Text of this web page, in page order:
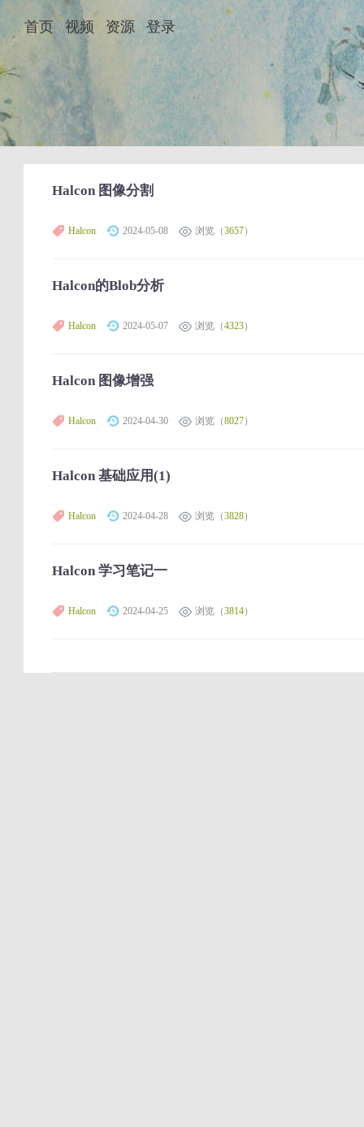
首页 视频 资源 登录
Halcon 图像分割
Halcon 2024-05-08 浏览（3657）
Halcon的Blob分析
Halcon 2024-05-07 浏览（4323）
Halcon 图像增强
Halcon 2024-04-30 浏览（8027）
Halcon 基础应用(1)
Halcon 2024-04-28 浏览（3828）
Halcon 学习笔记一
Halcon 2024-04-25 浏览（3814）